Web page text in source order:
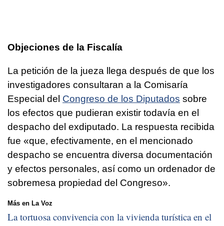
Objeciones de la Fiscalía
La petición de la jueza llega después de que los
investigadores consultaran a la Comisaría
Especial del Congreso de los Diputados sobre
los efectos que pudieran existir todavía en el
despacho del exdiputado. La respuesta recibida
fue «que, efectivamente, en el mencionado
despacho se encuentra diversa documentación
y efectos personales, así como un ordenador de
sobremesa propiedad del Congreso».
Más en La Voz
La tortuosa convivencia con la vivienda turística en el